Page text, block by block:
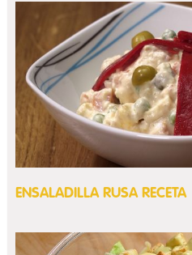
ENSALADILLA RUSA RECETA